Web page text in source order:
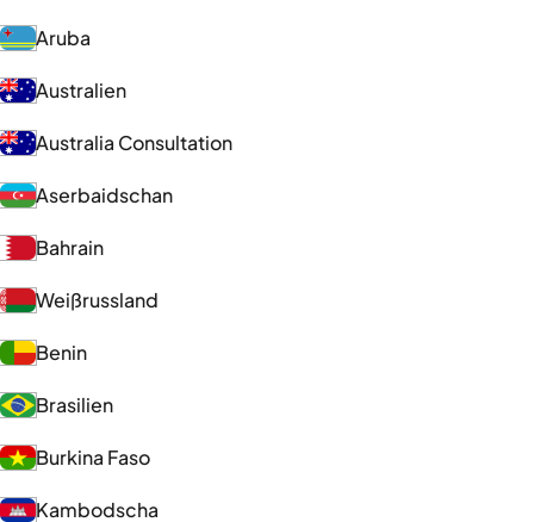
Aruba
Australien
Australia Consultation
Aserbaidschan
Bahrain
Weißrussland
Benin
Brasilien
Burkina Faso
Kambodscha